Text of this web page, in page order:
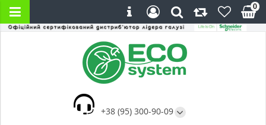
+38 (95) 300-90-09
0